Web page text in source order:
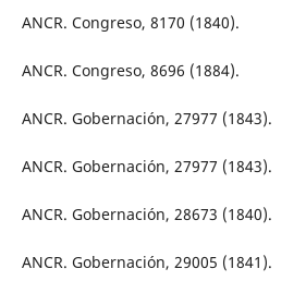
ANCR. Congreso, 8170 (1840).
ANCR. Congreso, 8696 (1884).
ANCR. Gobernación, 27977 (1843).
ANCR. Gobernación, 27977 (1843).
ANCR. Gobernación, 28673 (1840).
ANCR. Gobernación, 29005 (1841).